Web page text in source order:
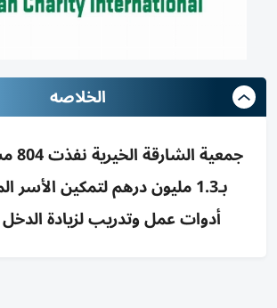
الخلاصه
بـ1.3 مليون درهم لتمكين الأسر
أدوات عمل وتدريب لزيادة